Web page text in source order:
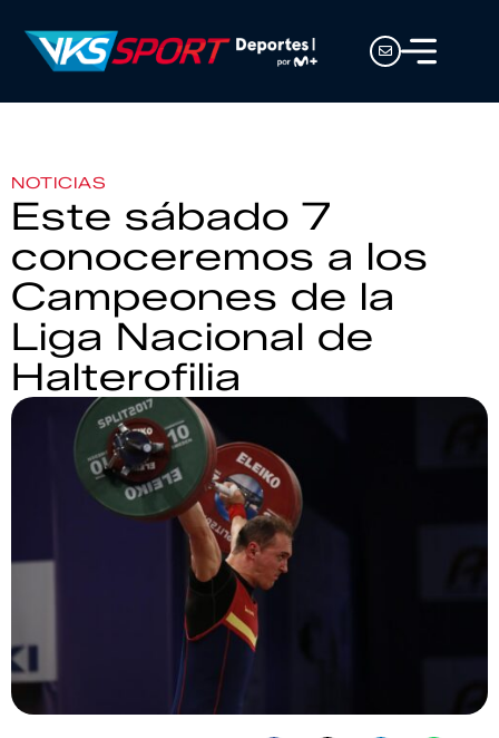
NOTICIAS
Este sábado 7
conoceremos a los
Campeones de la
Liga Nacional de
Halterofilia